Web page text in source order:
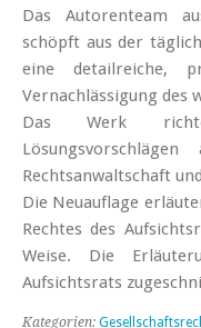
Das Autorenteam
schöpft aus der
eine detailreiche,
Vernachlässigung des
Das Werk
Rechtsanwaltschaft
Die Neuauflage
Rechtes des
Weise. Die
Aufsichtsrats
Kategorien: